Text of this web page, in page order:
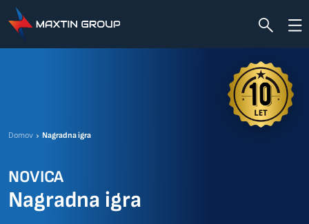
Domov Nagradna igra
NOVICA
Nagradna igra